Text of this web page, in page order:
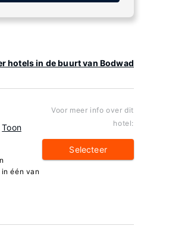
hotels in de buurt van Bodwad
Toon
één van
Voor meer info over dit
hotel:
Selecteer